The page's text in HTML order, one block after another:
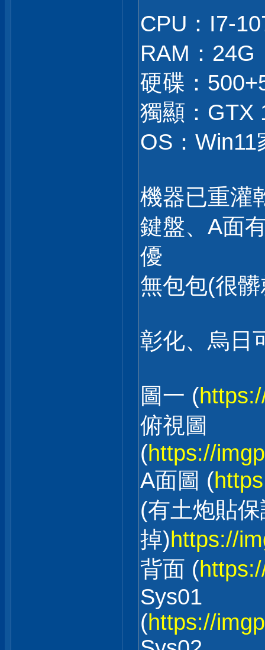
CPU：I7-
RAM：24G
硬碟：
獨顯：GTX
OS：
機器已重灌
鍵盤、A面
優
無包包(很
彰化、烏日
圖一 (
俯視圖
(https://
A面圖 (
(有土炮貼
掉)https://
背面 (
Sys01
(https://